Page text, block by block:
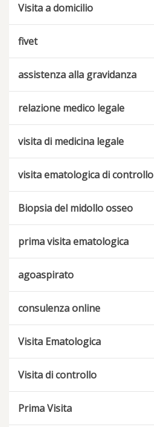
Visita a domicilio
fivet
assistenza alla gravidanza
relazione medico legale
visita di medicina legale
visita ematologica di controllo
Biopsia del midollo osseo
prima visita ematologica
agoaspirato
consulenza online
Visita Ematologica
Visita di controllo
Prima Visita